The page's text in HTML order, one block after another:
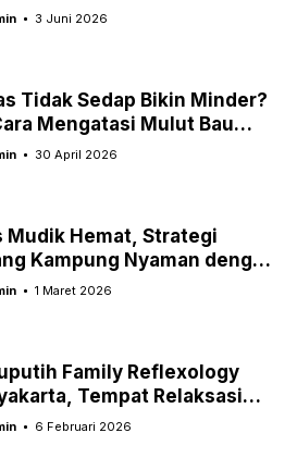
Kerjanya
3 Juni 2026
Tidak Sedap Bikin Minder?
Mengatasi Mulut Bau
30 April 2026
Mudik Hemat, Strategi
Kampung Nyaman dengan
Terbatas
1 Maret 2026
Family Reflexology
Tempat Relaksasi
di Jogja
6 Februari 2026